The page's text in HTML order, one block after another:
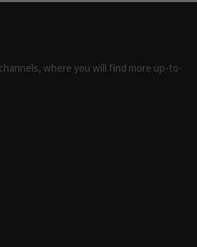
where you will find more up-to-